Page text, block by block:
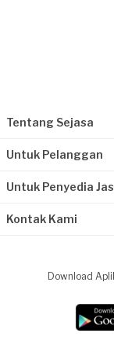
Tentang Sejasa
Untuk Pelanggan
Untuk Penyedia
Kontak Kami
Download